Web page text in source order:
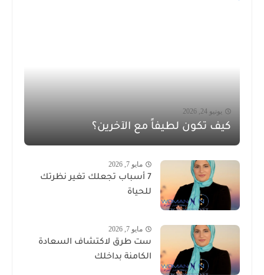
يونيو 24, 2026
كيف تكون لطيفاً مع الآخرين؟
مايو 7, 2026
7 أسباب تجعلك تغير نظرتك
للحياة
مايو 7, 2026
ست طرق لاكتشاف السعادة
الكامنة بداخلك